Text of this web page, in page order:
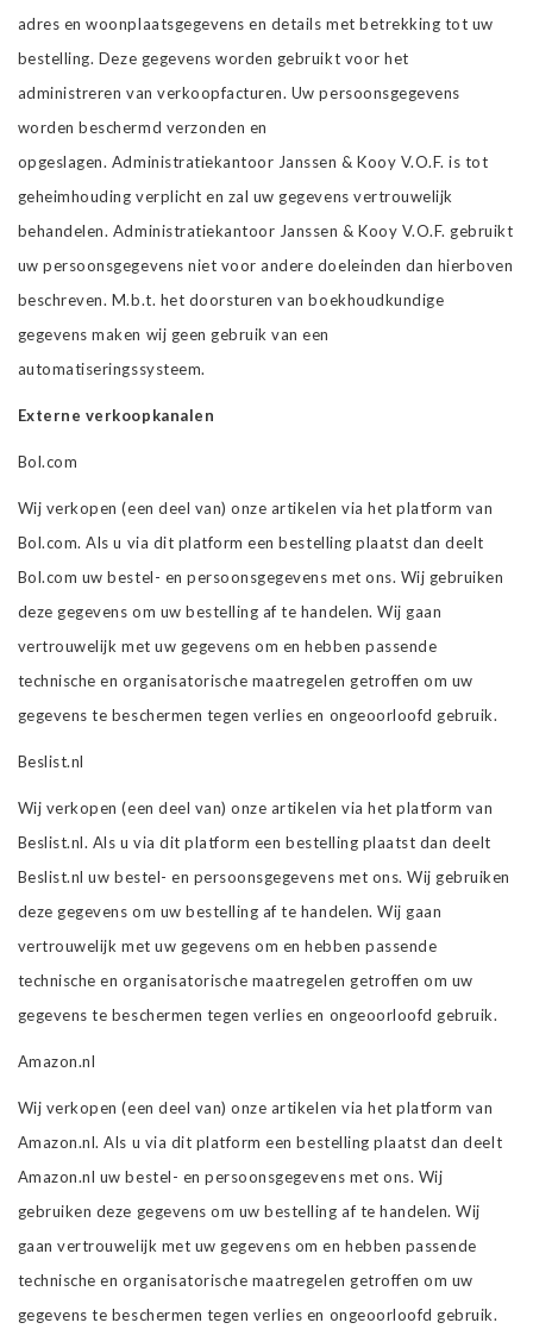
adres en woonplaatsgegevens en details met betrekking tot uw
bestelling. Deze gegevens worden gebruikt voor het
administreren van verkoopfacturen. Uw persoonsgegevens
worden beschermd verzonden en
opgeslagen. Administratiekantoor Janssen & Kooy V.O.F. is tot
geheimhouding verplicht en zal uw gegevens vertrouwelijk
behandelen. Administratiekantoor Janssen & Kooy V.O.F. gebruikt
uw persoonsgegevens niet voor andere doeleinden dan hierboven
beschreven. M.b.t. het doorsturen van boekhoudkundige
gegevens maken wij geen gebruik van een
automatiseringssysteem.
Externe verkoopkanalen
Bol.com
Wij verkopen (een deel van) onze artikelen via het platform van
Bol.com. Als u via dit platform een bestelling plaatst dan deelt
Bol.com uw bestel- en persoonsgegevens met ons. Wij gebruiken
deze gegevens om uw bestelling af te handelen. Wij gaan
vertrouwelijk met uw gegevens om en hebben passende
technische en organisatorische maatregelen getroffen om uw
gegevens te beschermen tegen verlies en ongeoorloofd gebruik.
Beslist.nl
Wij verkopen (een deel van) onze artikelen via het platform van
Beslist.nl. Als u via dit platform een bestelling plaatst dan deelt
Beslist.nl uw bestel- en persoonsgegevens met ons. Wij gebruiken
deze gegevens om uw bestelling af te handelen. Wij gaan
vertrouwelijk met uw gegevens om en hebben passende
technische en organisatorische maatregelen getroffen om uw
gegevens te beschermen tegen verlies en ongeoorloofd gebruik.
Amazon.nl
Wij verkopen (een deel van) onze artikelen via het platform van
Amazon.nl. Als u via dit platform een bestelling plaatst dan deelt
Amazon.nl uw bestel- en persoonsgegevens met ons. Wij
gebruiken deze gegevens om uw bestelling af te handelen. Wij
gaan vertrouwelijk met uw gegevens om en hebben passende
technische en organisatorische maatregelen getroffen om uw
gegevens te beschermen tegen verlies en ongeoorloofd gebruik.